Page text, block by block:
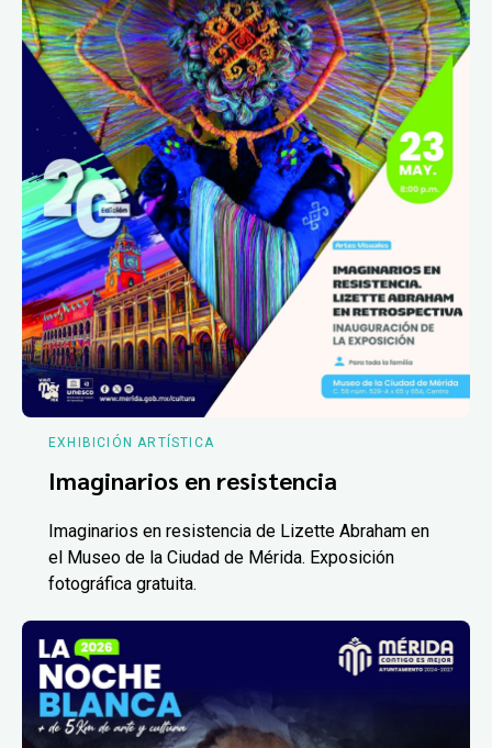
EXHIBICIÓN ARTÍSTICA
Imaginarios en resistencia
Imaginarios en resistencia de Lizette Abraham en
el Museo de la Ciudad de Mérida. Exposición
fotográfica gratuita.